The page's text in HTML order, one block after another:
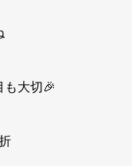
も大切🎉